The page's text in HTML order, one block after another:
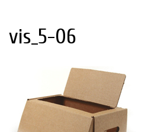
vis_5-06